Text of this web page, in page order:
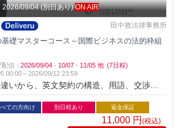
2026/09/04 (別日あり) ON AIR
田中敦法律事務所
礎マスターコース～国際ビジネスの法的枠組
配信 : 2026/09/04 · 10/07 · 11/05 他 (7日程)
00:00～2026/09/12 23:59
いから、英文契約の構造、用語、交渉テク
ての方向け 別日程あり 返金保証
11,000 円(税込)